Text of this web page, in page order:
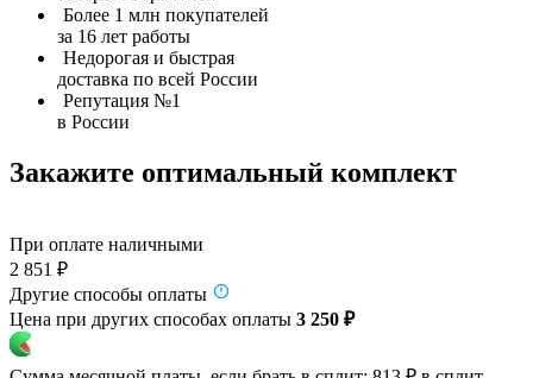
Более 1 млн покупателей
за 16 лет работы
Недорогая и быстрая
доставка по всей России
Репутация №1
в России
Закажите оптимальный комплект
При оплате наличными
2 851 ₽
Другие способы оплаты
Цена при других способах оплаты 3 250 ₽